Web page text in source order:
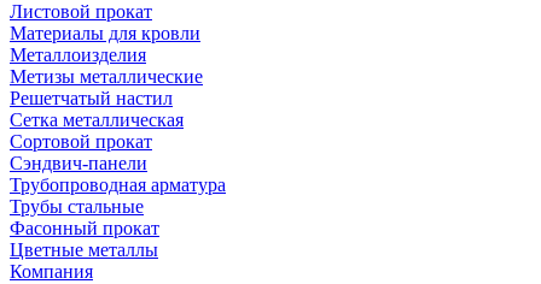
Листовой прокат
Материалы для кровли
Металлоизделия
Метизы металлические
Решетчатый настил
Сетка металлическая
Сортовой прокат
Сэндвич-панели
Трубопроводная арматура
Трубы стальные
Фасонный прокат
Цветные металлы
Компания